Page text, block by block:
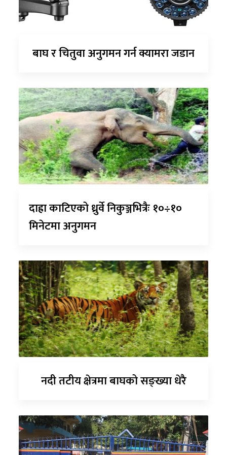
बाघ र चितुवा अनुगमन गर्न क्यामरा जडान
दाह्रा काटिएको ध्रुर्वे निकुञ्जभित्रैः १०÷१०
मिनेटमा अनुगमन
नदी तटीय क्षेत्रमा बाघको सङ्ख्या धेरै